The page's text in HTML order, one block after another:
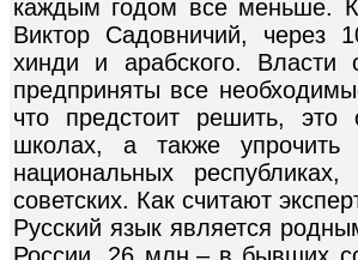
каждым годом все меньше.
Виктор Садовничий, через
хинди и арабского.
предприняты все
что предстоит решить, это
школах, а также упрочить
национальных
советских. Как считают
Русский язык является